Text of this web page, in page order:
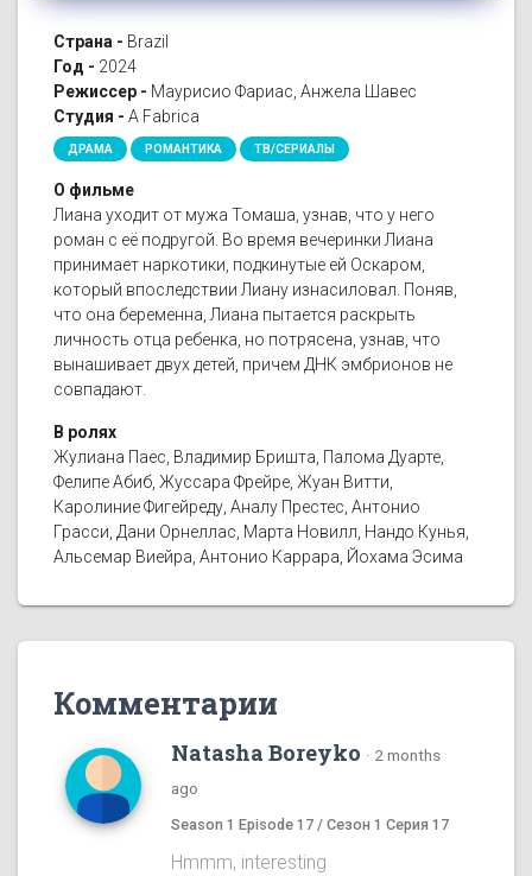
Страна - Brazil
Год - 2024
Режиссер - Маурисио Фариас, Анжела Шавес
Студия - A Fabrica
ДРАМА РОМАНТИКА ТВ/СЕРИАЛЫ
О фильме
Лиана уходит от мужа Томаша, узнав, что у него
роман с её подругой. Во время вечеринки Лиана
принимает наркотики, подкинутые ей Оскаром,
который впоследствии Лиану изнасиловал. Поняв,
что она беременна, Лиана пытается раскрыть
личность отца ребенка, но потрясена, узнав, что
вынашивает двух детей, причем ДНК эмбрионов не
совпадают.
В ролях
Жулиана Паес, Владимир Бришта, Палома Дуарте,
Фелипе Абиб, Жуссара Фрейре, Жуан Витти,
Каролиние Фигейреду, Аналу Престес, Антонио
Грасси, Дани Орнеллас, Марта Новилл, Нандо Кунья,
Альсемар Виейра, Антонио Каррара, Йохама Эсима
Комментарии
Natasha Boreyko · 2 months
ago
Season 1 Episode 17 / Сезон 1 Серия 17
Hmmm, interesting